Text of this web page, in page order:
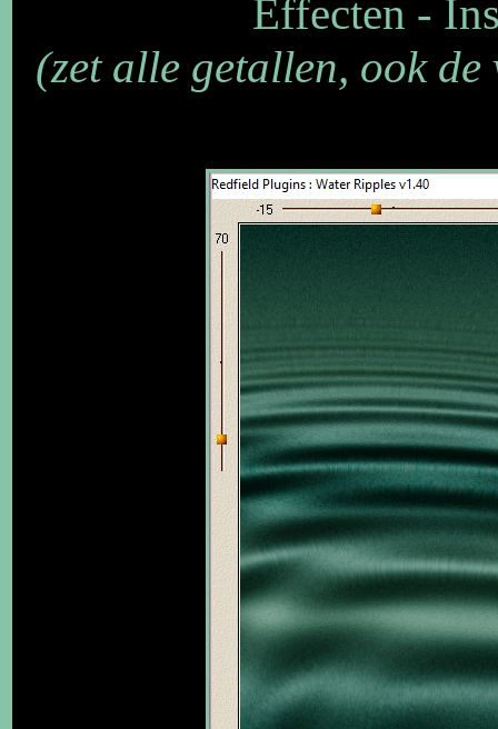
Effecten -
(zet alle getallen, ook